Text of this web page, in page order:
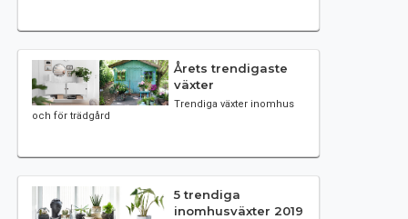
Årets trendigaste
växter
Trendiga växter inomhus
och för trädgård
5 trendiga
inomhusväxter 2019